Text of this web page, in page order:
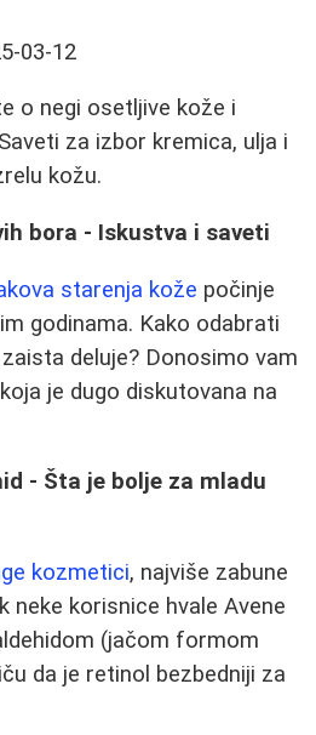
03-12
o negi osetljive kože i
za izbor kremica, ulja i
kožu.
bora - Iskustva i saveti
starenja kože počinje
godinama. Kako odabrati
deluje? Donosimo vam
je dugo diskutovana na
- Šta je bolje za mladu
kozmetici, najviše zabune
neke korisnice hvale Avene
(jačom formom
da je retinol bezbedniji za